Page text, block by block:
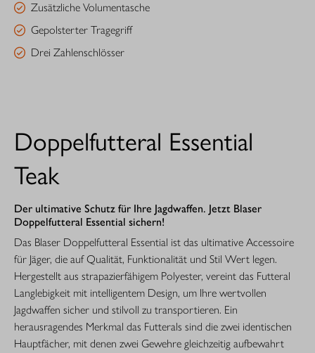
Zusätzliche Volumentasche
Gepolsterter Tragegriff
Drei Zahlenschlösser
Doppelfutteral Essential
Teak
Der ultimative Schutz für Ihre Jagdwaffen. Jetzt Blaser
Doppelfutteral Essential sichern!
Das Blaser Doppelfutteral Essential ist das ultimative Accessoire
für Jäger, die auf Qualität, Funktionalität und Stil Wert legen.
Hergestellt aus strapazierfähigem Polyester, vereint das Futteral
Langlebigkeit mit intelligentem Design, um Ihre wertvollen
Jagdwaffen sicher und stilvoll zu transportieren. Ein
herausragendes Merkmal das Futterals sind die zwei identischen
Hauptfächer, mit denen zwei Gewehre gleichzeitig aufbewahrt